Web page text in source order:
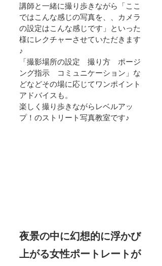
講師と一緒に撮り歩きながら「ここ
ではこんな感じの写真を、、カメラ
の設定はこんな感じです」といった
様にレクチャーさせていただきます
♪
「撮影場所の設定　撮り方　ポージ
ング指示　コミュニケーション」な
どなどその場に応じてワンポイント
アドバイスも。
楽しく撮り歩きながらレベルアッ
プ！のストリート写真教室です♪
夜景の中に幻想的に浮かび
上がる女性ポートレートが